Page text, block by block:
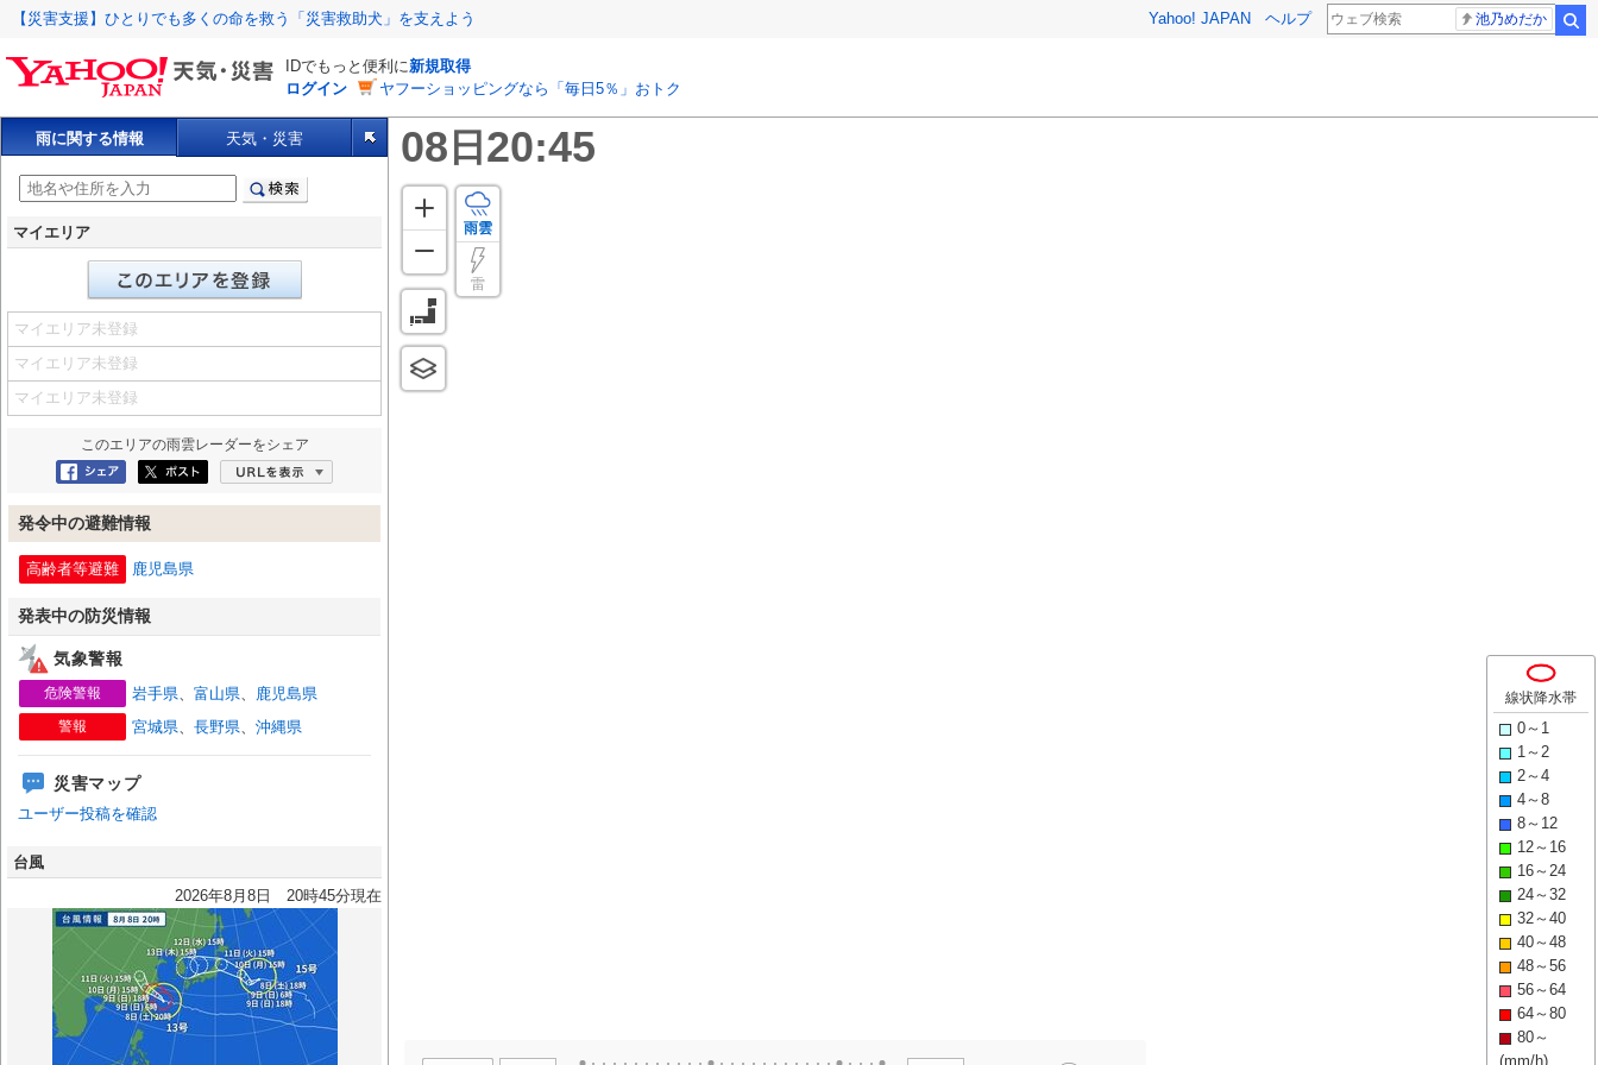
【災害支援】ひとりでも多くの命を救う「災害救助犬」を支えよう Yahoo! JAPAN ヘルプ 池乃めだか
IDでもっと便利に新規取得
ログイン
ヤフーショッピングなら「毎日5％」おトク
雨に関する情報 天気・災害
マイエリア
マイエリア未登録
マイエリア未登録
マイエリア未登録
このエリアの雨雲レーダーをシェア
Facebookにシェア
ポスト
発令中の避難情報
高齢者等避難 鹿児島県
発表中の防災情報
気象警報
危険警報 岩手県、 富山県、 鹿児島県
警報 宮城県、 長野県、 沖縄県
災害マップ
ユーザー投稿を確認
台風
2026年8月8日 20時45分現在
雨雲
雷
08 日 20:45
線状降水帯
0～1
1～2
2～4
4～8
8～12
12～16
16～24
24～32
32～40
40～48
48～56
56～64
64～80
80～
(mm/h)